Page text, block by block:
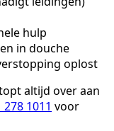
hulp
in douche
oplost
altijd over aan
278 1011 voor